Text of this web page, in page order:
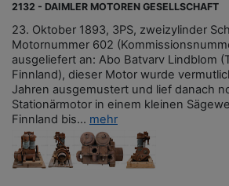
2132 - DAIMLER MOTOREN GESELLSCHAFT
23. Oktober 1893, 3PS, zweizylinder
Motornummer 602
ausgeliefert an: Abo Batvarv Lindblom
Finnland), dieser Motor wurde
Jahren ausgemustert und lief danach
Stationärmotor in einem kleinen
Finnland bis... mehr